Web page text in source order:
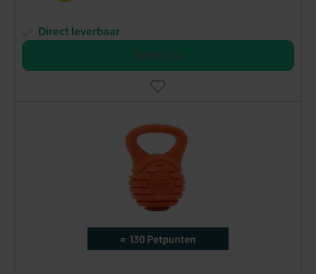
Direct leverbaar
Bestel nu